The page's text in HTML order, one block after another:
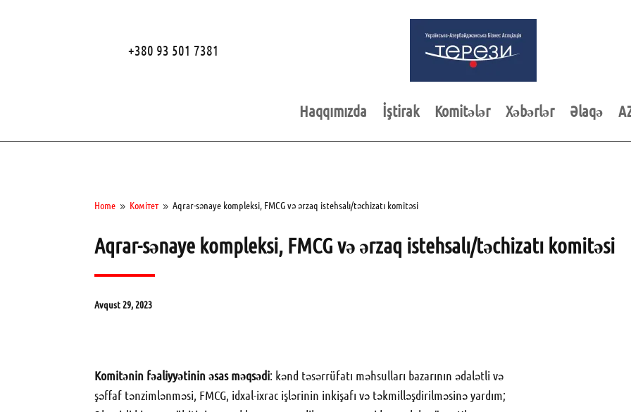
+380 93 501 7381
Haqqımızda İştirak Komitələr Xəbərlər Əlaqə
Home 9 Комітет 9 Aqrar-sənaye kompleksi, FMCG və ərzaq istehsalı/təchizatı komitəsi
Aqrar-sənaye kompleksi, FMCG və ərzaq istehsalı/təchizatı komitəsi
Avqust 29, 2023
Komitənin fəaliyyətinin əsas məqsədi: kənd təsərrüfatı məhsulları bazarının ədalətli və
şəffaf tənzimlənməsi, FMCG, idxal-ixrac işlərinin inkişafı və təkmilləşdirilməsinə yardım;